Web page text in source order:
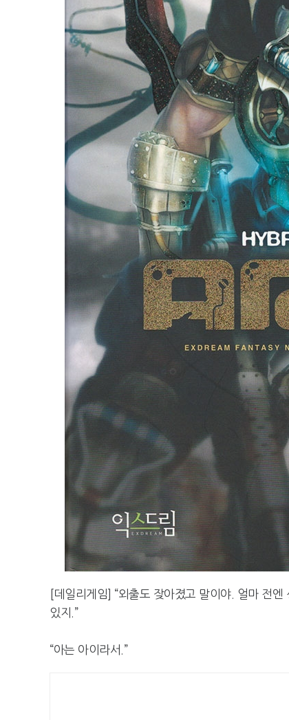
[데일리게임] “외출도 잦아졌고 말이야. 얼마 전
있지.”
“아는 아이라서.”